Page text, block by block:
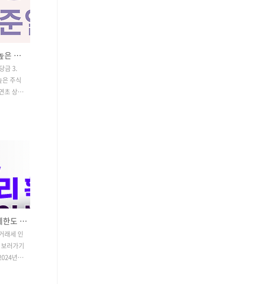
은행주 배당금 예금보다 높은 이유
금 3.
은 주식
초 상승
넘는
는 경
3~4%
택인
가 상
인
의 배
8.7%
융지주
익률
개인종합계좌(ISA) 비과세한도 상향 금투세폐지
래세 인
러가기
년